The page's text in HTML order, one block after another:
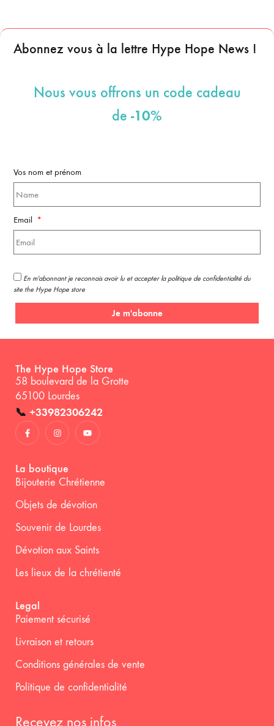
Abonnez vous à la lettre Hype Hope News !
Nous vous offrons un code cadeau
de -10%
Vos nom et prénom
Email
En m'abonnant je reconnais avoir lu et accepter la politique de confidentialité du
site the Hype Hope store
Je m'abonne
The Hype Hope Store
58 boulevard de la Grotte
65100 Lourdes
📞 +33982306242
La boutique
Bijouterie Chrétienne
Objets de dévotion
Souvenir de Lourdes
Dévotion aux Saints
Les lieux de la chrétienté
Legal
Paiement sécurisé
Livraison et retours
Conditions générales de vente
Politique de confidentialité
Recevez nos infos